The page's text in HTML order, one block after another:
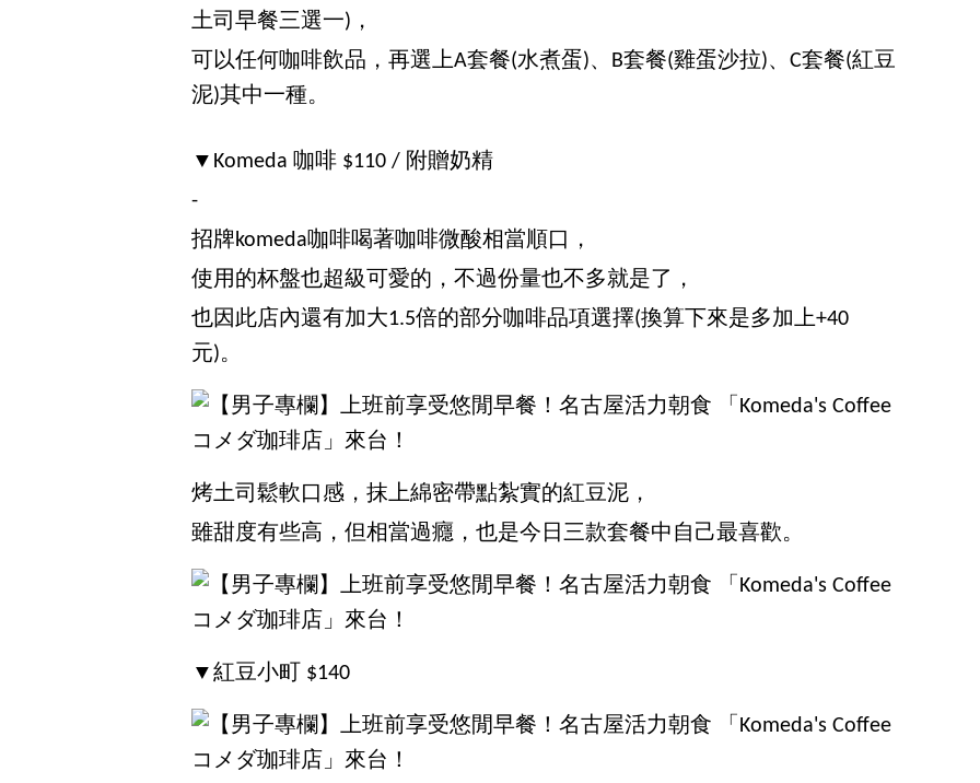
土司早餐三選一)，
可以任何咖啡飲品，再選上A套餐(水煮蛋)、B套餐(雞蛋沙拉)、C套餐(紅豆
泥)其中一種。
▼Komeda 咖啡 $110 / 附贈奶精
-
招牌komeda咖啡喝著咖啡微酸相當順口，
使用的杯盤也超級可愛的，不過份量也不多就是了，
也因此店內還有加大1.5倍的部分咖啡品項選擇(換算下來是多加上+40
元)。
烤土司鬆軟口感，抹上綿密帶點紮實的紅豆泥，
雖甜度有些高，但相當過癮，也是今日三款套餐中自己最喜歡。
▼紅豆小町 $140